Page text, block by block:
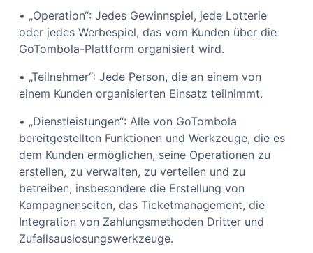
• „Operation“: Jedes Gewinnspiel, jede Lotterie
oder jedes Werbespiel, das vom Kunden über die
GoTombola-Plattform organisiert wird.
• „Teilnehmer“: Jede Person, die an einem von
einem Kunden organisierten Einsatz teilnimmt.
• „Dienstleistungen“: Alle von GoTombola
bereitgestellten Funktionen und Werkzeuge, die es
dem Kunden ermöglichen, seine Operationen zu
erstellen, zu verwalten, zu verteilen und zu
betreiben, insbesondere die Erstellung von
Kampagnenseiten, das Ticketmanagement, die
Integration von Zahlungsmethoden Dritter und
Zufallsauslosungswerkzeuge.